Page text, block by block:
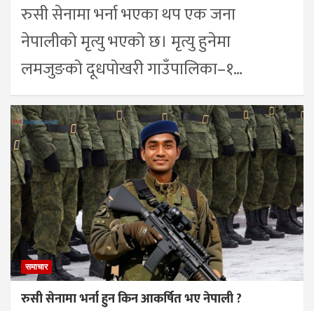
रुसी सेनामा भर्ना भएका थप एक जना
नेपालीको मृत्यु भएको छ। मृत्यु हुनेमा
लमजुङको दूधपोखरी गाउँपालिका–१…
समाचार
रुसी सेनामा भर्ना हुन किन आकर्षित भए नेपाली ?